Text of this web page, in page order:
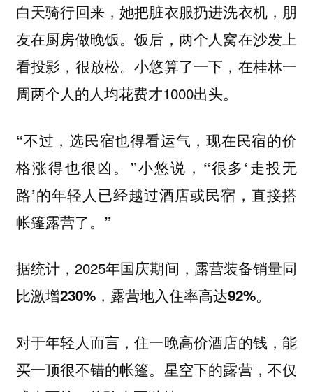
白天骑行回来，她把脏衣服扔进洗衣机，朋
友在厨房做晚饭。饭后，两个人窝在沙发上
看投影，很放松。小悠算了一下，在桂林一
周两个人的人均花费才1000出头。
“不过，选民宿也得看运气，现在民宿的价
格涨得也很凶。”小悠说，“很多‘走投无
路’的年轻人已经越过酒店或民宿，直接搭
帐篷露营了。”
据统计，2025年国庆期间， 露营装备销量同
比激增230%，露营地入住率高达92%。
对于年轻人而言，住一晚高价酒店的钱，能
买一顶很不错的帐篷。星空下的露营，不仅